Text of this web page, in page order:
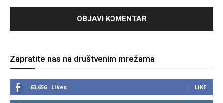
Zapratite nas na društvenim mrežama
63,656 Likes LIKE